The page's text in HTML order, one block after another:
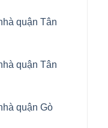
quận Tân
quận Tân
quận Gò